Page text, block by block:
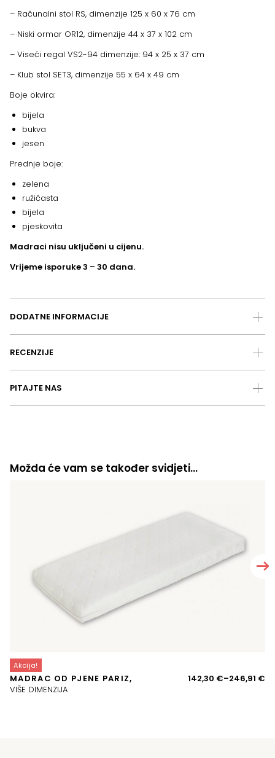
– Računalni stol RS, dimenzije 125 x 60 x 76 cm
– Niski ormar OR12, dimenzije 44 x 37 x 102 cm
– Viseći regal VS2-94 dimenzije: 94 x 25 x 37 cm
– Klub stol SET3, dimenzije 55 x 64 x 49 cm
Boje okvira:
bijela
bukva
jesen
Prednje boje:
zelena
ružičasta
bijela
pjeskovita
Madraci nisu uključeni u cijenu.
Vrijeme isporuke 3 – 30 dana.
DODATNE INFORMACIJE
RECENZIJE
PITAJTE NAS
Možda će vam se također svidjeti…
Akcija!
MADRAC OD PJENE PARIZ,
VIŠE DIMENZIJA
142,30 €–246,91 €